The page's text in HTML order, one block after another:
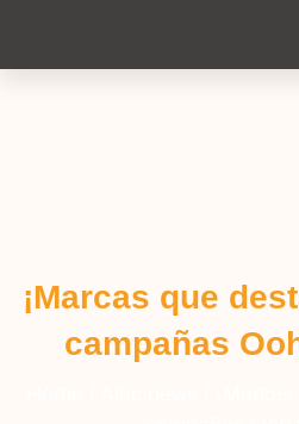
¡Marcas que
campañas